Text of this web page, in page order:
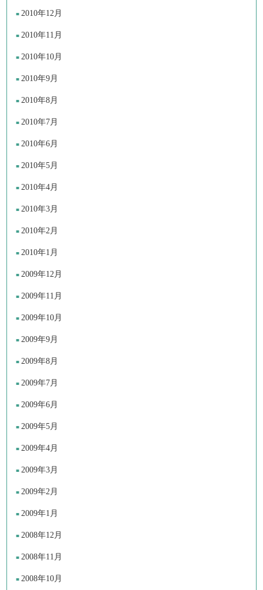
2010年12月
2010年11月
2010年10月
2010年9月
2010年8月
2010年7月
2010年6月
2010年5月
2010年4月
2010年3月
2010年2月
2010年1月
2009年12月
2009年11月
2009年10月
2009年9月
2009年8月
2009年7月
2009年6月
2009年5月
2009年4月
2009年3月
2009年2月
2009年1月
2008年12月
2008年11月
2008年10月